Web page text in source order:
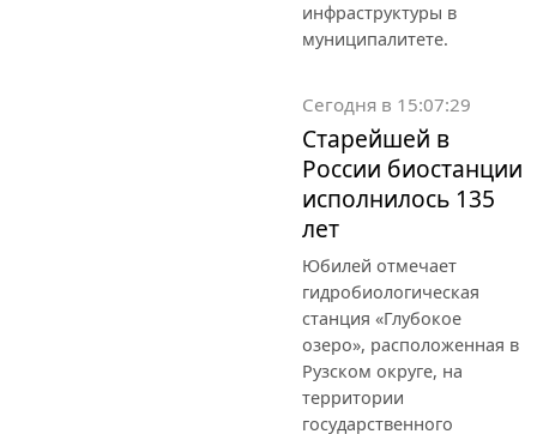
инфраструктуры в
муниципалитете.
Сегодня в 15:07:29
Старейшей в
России биостанции
исполнилось 135
лет
Юбилей отмечает
гидробиологическая
станция «Глубокое
озеро», расположенная в
Рузском округе, на
территории
государственного